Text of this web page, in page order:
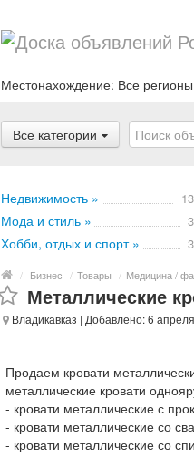
Местонахождение: Все регионы
Все категории
Недвижимость »
Мода и стиль »
Хобби, отдых и спорт »
/ Бизнес / Товары / Медицина /
Металлические
Владикавказ | Добавлено: 6
Продаем кровати
металлические кровати
- кровати металлические с
- кровати металлические со
- кровати металлические со